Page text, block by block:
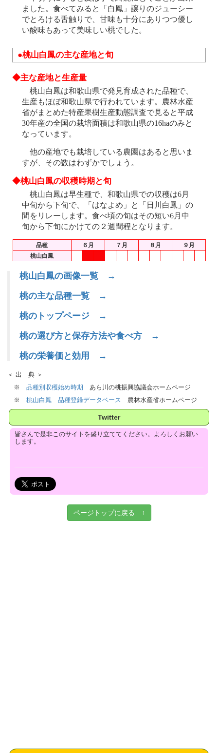
ました。食べてみると「白鳳」譲りのジューシー
でとろける舌触りで、甘味も十分にありつつ優し
い酸味もあって美味しい桃でした。
●桃山白鳳の主な産地と旬
◆主な産地と生産量
桃山白鳳は和歌山県で発見育成された品種で、
生産もほぼ和歌山県で行われています。農林水産
省がまとめた特産果樹生産動態調査で見ると平成
30年産の全国の栽培面積は和歌山県の16haのみと
なっています。
他の産地でも栽培している農園はあると思いま
すが、その数はわずかでしょう。
◆桃山白鳳の収穫時期と旬
桃山白鳳は早生種で、和歌山県での収穫は6月
中旬から下旬で、「はなよめ」と「日川白鳳」の
間をリレーします。食べ頃の旬はその短い6月中
旬から下旬にかけての２週間程となります。
品種 ６月 ７月 ８月
９月
桃山白鳳
桃山白鳳の画像一覧 →
桃の主な品種一覧 →
桃のトップページ →
桃の選び方と保存方法や食べ方 →
桃の栄養価と効用 →
＜ 出 典 ＞
※ 品種別収穫始め時期 あら川の桃振興協議会ホームページ
※ 桃山白鳳 品種登録データベース 農林水産省ホームページ
Twitter
皆さんで是非このサイトを盛り立ててください。よろしくお願い
します。
ページトップに戻る ↑